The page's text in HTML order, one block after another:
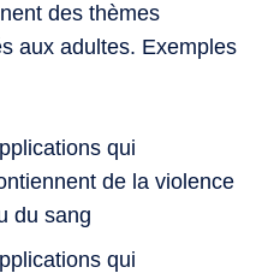
des thèmes
aux adultes. Exemples
qui
de la violence
du sang
qui